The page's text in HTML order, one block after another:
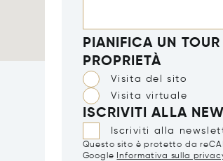
PIANIFICA UN
PROPRIETÀ
Visita del sito
Visita virtuale
ISCRIVITI ALLA
Iscriviti alla
Questo sito è protetto da
Google
Informativa sulla